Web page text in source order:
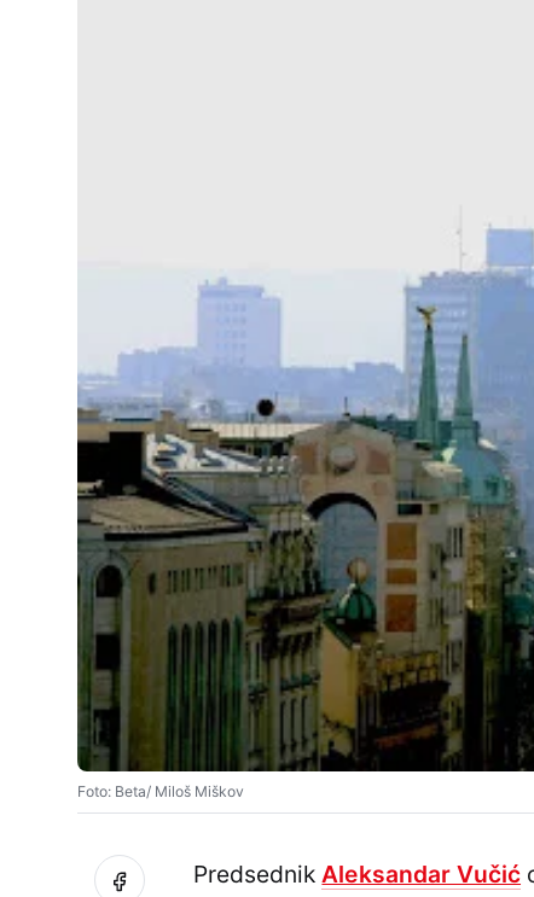
Foto: Beta/ Miloš Miškov
PredsednikAleksandar Vučić